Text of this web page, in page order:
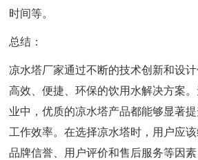
时间等。
总结：
凉水塔厂家通过不断的技术创新和设
高效、便捷、环保的饮用水解决方案
业中，优质的凉水塔产品都能够显著
工作效率。在选择凉水塔时，用户应该
品牌信誉、用户评价和售后服务等因